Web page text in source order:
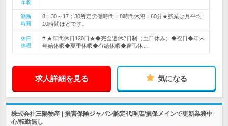
年収
勤務
時間
8：30～17：30所定労働時間：8時間休憩：60分★残業は月平均
10時間ほどです。
休日
休暇
# ★年間休日120日★◆完全週休2日制（土日休み）◆祝日◆年末
年始休暇◆夏季休暇◆有給休暇◆慶弔休…
求人詳細を見る 気になる
株式会社三陽物産 | 損害保険ジャパン認定代理店/損保メインで更新業務中
心/転勤無し